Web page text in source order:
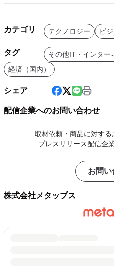
カテゴリ テクノロジー ビ
タグ その他IT・インター
経済（国内）
シェア
配信企業へのお問い合わせ
取材依頼・商品に対する
プレスリリース配信企
お問い
株式会社メタップス